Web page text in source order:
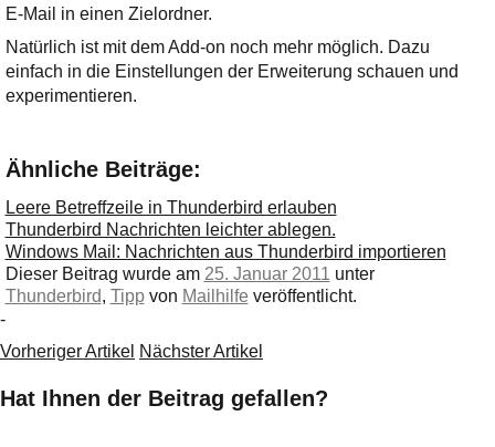
E-Mail in einen Zielordner.
Natürlich ist mit dem Add-on noch mehr möglich. Dazu
einfach in die Einstellungen der Erweiterung schauen und
experimentieren.
Ähnliche Beiträge:
Leere Betreffzeile in Thunderbird erlauben
Thunderbird Nachrichten leichter ablegen.
Windows Mail: Nachrichten aus Thunderbird importieren
Dieser Beitrag wurde am 25. Januar 2011 unter
Thunderbird, Tipp von Mailhilfe veröffentlicht.
-
Vorheriger Artikel Nächster Artikel
Hat Ihnen der Beitrag gefallen?